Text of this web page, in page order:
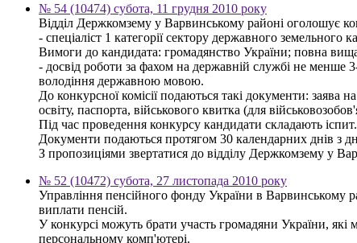
№ 54 (10474) субота, 11 грудня 2010 року
Відділ Держкомзему у Варвинському районі оголошує
- спеціаліст 1 категорії сектору державного земельного
Вимоги до кандидата: громадянство України; повна вища
- досвід роботи за фахом на державній службі не менше
володіння державною мовою.
До конкурсної комісії подаються такі документи:
освіту, паспорта, військового квитка (для
Під час проведення конкурсу кандидати складають
Документи подаються протягом 30 календарних днів з
З пропозиціями звертатися до відділу Держкомзему у
№ 52 (10472) субота, 27 листопада 2010 року
Управління пенсійного фонду України в Варвинському
виплати пенсій.
У конкурсі можуть брати участь громадяни України,
персональному комп'ютері.